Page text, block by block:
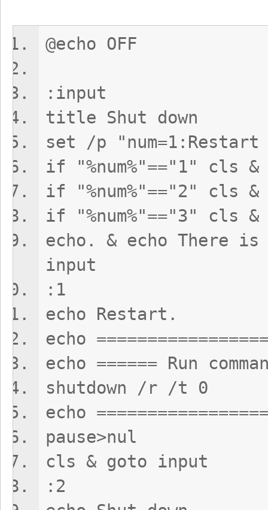
@echo OFF
:input
title Shut down
set /p
if "%num%"=="1" cls
if "%num%"=="2" cls
if "%num%"=="3" cls
echo. & echo There
input
:1
echo Restart.
echo
echo ====== Run
shutdown /r /t 0
echo
pause>nul
cls & goto input
:2